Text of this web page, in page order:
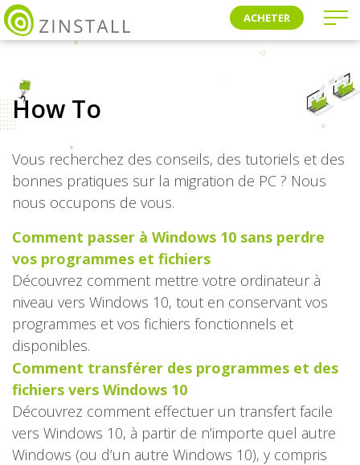
ACHETER
How To
Vous recherchez des conseils, des tutoriels et des
bonnes pratiques sur la migration de PC ? Nous
nous occupons de vous.
Comment passer à Windows 10 sans perdre
vos programmes et fichiers
Découvrez comment mettre votre ordinateur à
niveau vers Windows 10, tout en conservant vos
programmes et vos fichiers fonctionnels et
disponibles.
Comment transférer des programmes et des
fichiers vers Windows 10
Découvrez comment effectuer un transfert facile
vers Windows 10, à partir de n’importe quel autre
Windows (ou d’un autre Windows 10), y compris